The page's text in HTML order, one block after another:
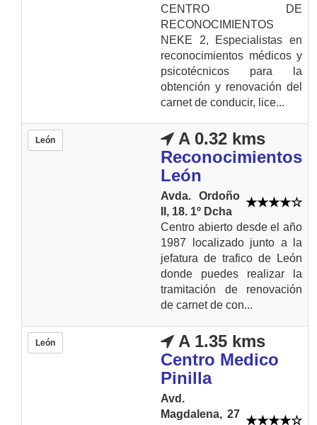
CENTRO DE
RECONOCIMIENTOS
NEKE 2, Especialistas en
reconocimientos médicos y
psicotécnicos para la
obtención y renovación del
carnet de conducir, lice...
León
A 0.32 kms
Reconocimientos
León
Avda. Ordoño
II, 18. 1º Dcha
Centro abierto desde el año
1987 localizado junto a la
jefatura de trafico de León
donde puedes realizar la
tramitación de renovación
de carnet de con...
León
A 1.35 kms
Centro Medico
Pinilla
Avd.
Magdalena, 27